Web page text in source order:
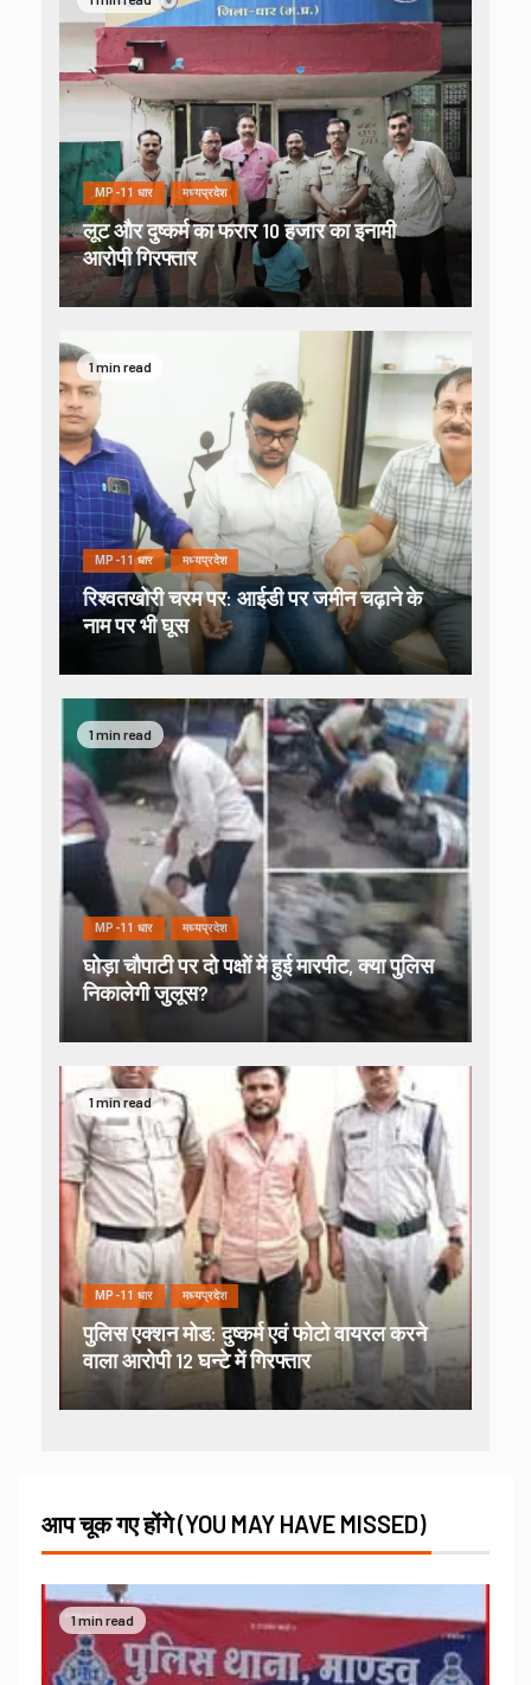
MP-11 धार मध्यप्रदेश
लूट और दुष्कर्म का फरार 10 हजार का इनामी
आरोपी गिरफ्तार
1 min read
MP-11 धार मध्यप्रदेश
रिश्वतखोरी चरम पर: आईडी पर जमीन चढ़ाने के
नाम पर भी घूस
1 min read
MP-11 धार मध्यप्रदेश
घोड़ा चौपाटी पर दो पक्षों में हुई मारपीट, क्या पुलिस
निकालेगी जुलूस?
1 min read
MP-11 धार मध्यप्रदेश
पुलिस एक्शन मोड: दुष्कर्म एवं फोटो वायरल करने
वाला आरोपी 12 घन्टे में गिरफ्तार
आप चूक गए होंगे (YOU MAY HAVE MISSED)
1 min read